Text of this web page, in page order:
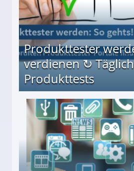
Produkttester
verdienen ↻
Produkttests
↻ Täglich neue Produkttests